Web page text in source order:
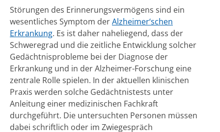
Störungen des Erinnerungsvermögens sind ein
wesentliches Symptom derAlzheimer‘schen
Erkrankung. Es ist daher naheliegend, dass der
Schweregrad und die zeitliche Entwicklung solcher
Gedächtnisprobleme bei der Diagnose der
Erkrankung und in der Alzheimer-Forschung eine
zentrale Rolle spielen. In der aktuellen klinischen
Praxis werden solche Gedächtnistests unter
Anleitung einer medizinischen Fachkraft
durchgeführt. Die untersuchten Personen müssen
dabei schriftlich oder im Zwiegespräch